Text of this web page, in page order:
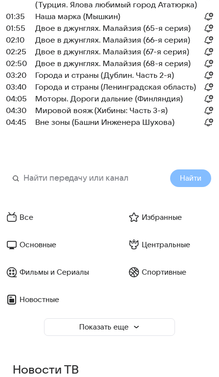
(Турция. Ялова любимый город Ататюрка)
01:35
Наша марка (Мышкин)
01:55
Двое в джунглях. Малайзия (65-я серия)
02:10
Двое в джунглях. Малайзия (66-я серия)
02:25
Двое в джунглях. Малайзия (67-я серия)
02:50
Двое в джунглях. Малайзия (68-я серия)
03:20
Города и страны (Дублин. Часть 2-я)
03:40
Города и страны (Ленинградская область)
04:05
Моторы. Дороги дальние (Финляндия)
04:30
Мировой вояж (Хибины: Часть 3-я)
04:45
Вне зоны (Башни Инженера Шухова)
Найти
Все Избранные
Основные Центральные
Фильмы и Сериалы Спортивные
Новостные
Показать еще
Новости ТВ